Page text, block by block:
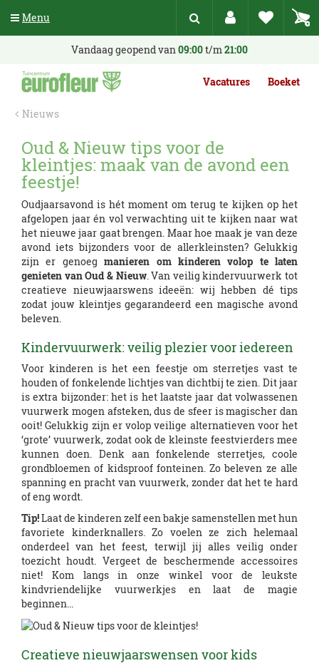
n
Nieuws
Vandaag geopend van09:00t/m21:00
Vacatures Boeket
Oud & Nieuw tips voor de
kleintjes: maak van de avond een
feestje!
Oudjaarsavond is hét moment om terug te kijken op het
afgelopen jaar én vol verwachting uit te kijken naar wat
het nieuwe jaar gaat brengen. Maar hoe maak je van deze
avond iets bijzonders voor de allerkleinsten? Gelukkig
zijn er genoegmanieren om kinderen volop te laten
genieten van Oud & Nieuw. Van veilig kindervuurwerk tot
creatieve nieuwjaarswens ideeën: wij hebben dé tips
zodat jouw kleintjes gegarandeerd een magische avond
beleven.
Kindervuurwerk: veilig plezier voor iedereen
Voor kinderen is het een feestje om sterretjes vast te
houden of fonkelende lichtjes van dichtbij te zien. Dit jaar
is extra bijzonder: het is het laatste jaar dat volwassenen
vuurwerk mogen afsteken, dus de sfeer is magischer dan
ooit! Gelukkig zijn er volop veilige alternatieven voor het
‘grote’ vuurwerk, zodat ook de kleinste feestvierders mee
kunnen doen. Denk aan fonkelende sterretjes, coole
grondbloemen of kidsproof fonteinen. Zo beleven ze alle
spanning en pracht van vuurwerk, zonder dat het te hard
of eng wordt.
Tip!Laat de kinderen zelf een bakje samenstellen met hun
favoriete kinderknallers. Zo voelen ze zich helemaal
onderdeel van het feest, terwijl jij alles veilig onder
toezicht houdt. Vergeet de beschermende accessoires
niet! Kom langs in onze winkel voor de leukste
kindvriendelijke vuurwerkjes en laat de magie
beginnen...
Creatieve nieuwjaarswensen voor kids
Menu